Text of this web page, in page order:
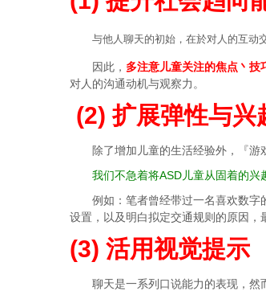
与他人聊天的初始，在於对人的互动
因此， 多注意儿童关注的焦点丶
对人的沟通动机与观察力。
(2) 扩展弹性与兴
除了增加儿童的生活经验外，『游
我们不急着将ASD儿童从固着的兴
例如：笔者曾经带过一名喜欢数字
设置，以及明白拟定交通规则的原因，
(3) 活用视觉提示
聊天是一系列口说能力的表现，然